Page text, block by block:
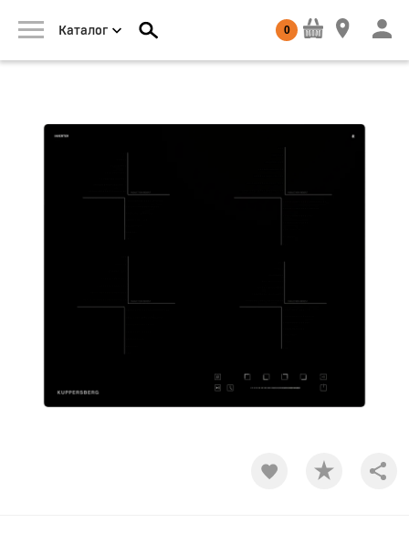
Каталог 0